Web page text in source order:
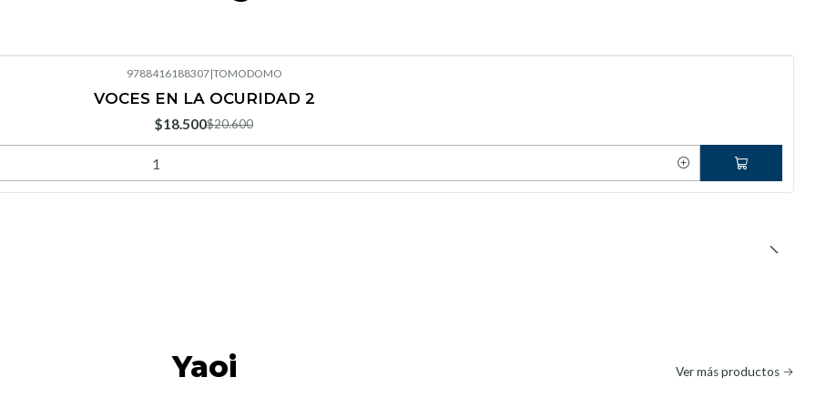
9788416188307|TOMODOMO
VOCES EN LA OCURIDAD 2
$18.500$20.600
Yaoi Ver más productos